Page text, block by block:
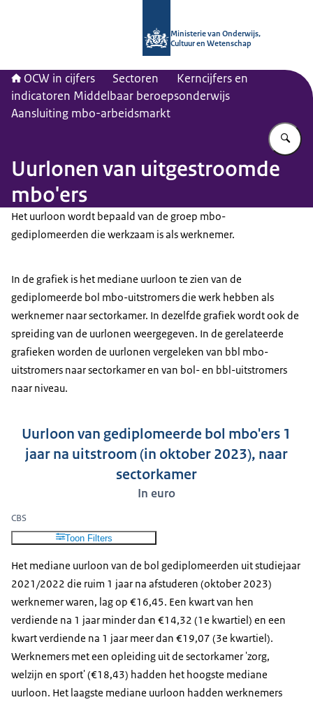
Ministerie van Onderwijs,
Cultuur en Wetenschap
OCW in cijfers Sectoren
Kerncijfers en
indicatoren Middelbaar beroepsonderwijs
Aansluiting mbo-arbeidsmarkt
Uurlonen van uitgestroomde
mbo'ers
Het uurloon wordt bepaald van de groep mbo-
gediplomeerden die werkzaam is als werknemer.
In de grafiek is het mediane uurloon te zien van de
gediplomeerde bol mbo-uitstromers die werk hebben als
werknemer naar sectorkamer. In dezelfde grafiek wordt ook de
spreiding van de uurlonen weergegeven. In de gerelateerde
grafieken worden de uurlonen vergeleken van bbl mbo-
uitstromers naar sectorkamer en van bol- en bbl-uitstromers
naar niveau.
Uurloon van gediplomeerde bol mbo'ers 1
jaar na uitstroom (in oktober 2023), naar
sectorkamer
In euro
CBS
Toon Filters
Het mediane uurloon van de bol gediplomeerden uit studiejaar
2021/2022 die ruim 1 jaar na afstuderen (oktober 2023)
werknemer waren, lag op €16,45. Een kwart van hen
verdiende na 1 jaar minder dan €14,32 (1e kwartiel) en een
kwart verdiende na 1 jaar meer dan €19,07 (3e kwartiel).
Werknemers met een opleiding uit de sectorkamer 'zorg,
welzijn en sport' (€18,43) hadden het hoogste mediane
uurloon. Het laagste mediane uurloon hadden werknemers